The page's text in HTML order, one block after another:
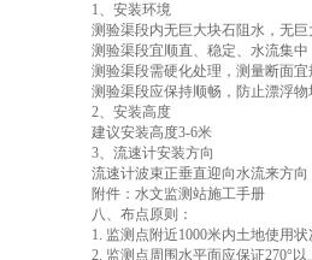
1、安装环境
测验渠段内无巨大块石阻水，无
测验渠段宜顺直、稳定、水流集中
测验渠段需硬化处理，测量断面宜
测验渠段应保持顺畅，防止漂浮物
2、安装高度
建议安装高度3-6米
3、流速计安装方向
流速计波束正垂直迎向水流来方向
附件：水文监测站施工手册
八、布点原则：
1. 监测点附近1000米内土地使用
2. 监测点周围水平面应保证270°